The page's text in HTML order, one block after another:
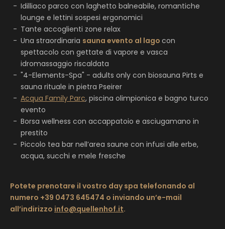
Idilliaco parco con laghetto balneabile, romantiche
lounge e lettini sospesi ergonomici
Tante accoglienti zone relax
Una straordinaria sauna evento al lago con
spettacolo con gettate di vapore e vasca
idromassaggio riscaldata
"4-Elements-Spa" - adults only con biosauna Pirts e
sauna rituale in pietra Pseirer
Acqua Family Parc, piscina olimpionica e bagno turco
evento
Borsa wellness con accappatoio e asciugamano in
prestito
Piccolo tea bar nell’area saune con infusi alle erbe,
acqua, succhi e mele fresche
Potete prenotare il vostro day spa telefonando al
numero +39 0473 645474 o inviando un’e-mail
all’indirizzo info@quellenhof.it.